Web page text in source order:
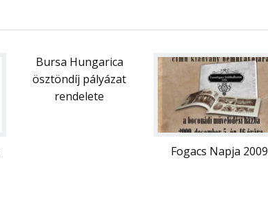
Bursa Hungarica
ösztöndíj pályázat
rendelete
Fogacs Napja 2009